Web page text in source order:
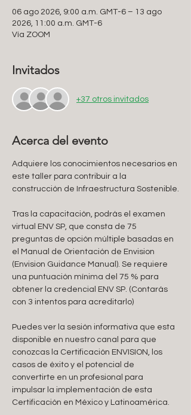
06 ago 2026, 9:00 a.m. GMT-6 – 13 ago
2026, 11:00 a.m. GMT-6
Vía ZOOM
Invitados
+37 otros invitados
Acerca del evento
Adquiere los conocimientos necesarios en
este taller para contribuir a la
construcción de Infraestructura Sostenible.
Tras la capacitación, podrás el examen
virtual ENV SP, que consta de 75
preguntas de opción múltiple basadas en
el Manual de Orientación de Envision
(Envision Guidance Manual). Se requiere
una puntuación mínima del 75 % para
obtener la credencial ENV SP. (Contarás
con 3 intentos para acreditarlo)
Puedes ver la sesión informativa que esta
disponible en nuestro canal para que
conozcas la Certificación ENVISION, los
casos de éxito y el potencial de
convertirte en un profesional para
impulsar la implementación de esta
Certificación en México y Latinoamérica.